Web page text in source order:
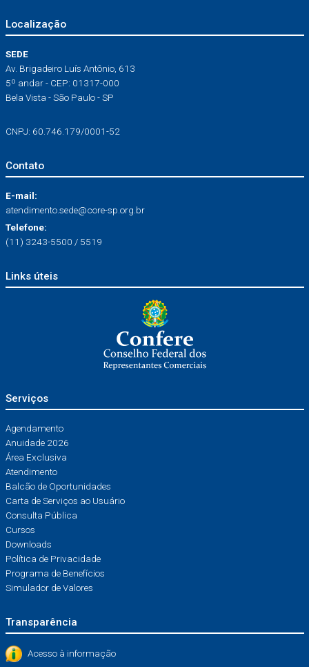
Localização
SEDE
Av. Brigadeiro Luís Antônio, 613
5º andar - CEP: 01317-000
Bela Vista - São Paulo - SP
CNPJ: 60.746.179/0001-52
Contato
E-mail:
atendimento.sede@core-sp.org.br
Telefone:
(11) 3243-5500 / 5519
Links úteis
Serviços
Agendamento
Anuidade 2026
Área Exclusiva
Atendimento
Balcão de Oportunidades
Carta de Serviços ao Usuário
Consulta Pública
Cursos
Downloads
Política de Privacidade
Programa de Benefícios
Simulador de Valores
Transparência
Acesso à informação